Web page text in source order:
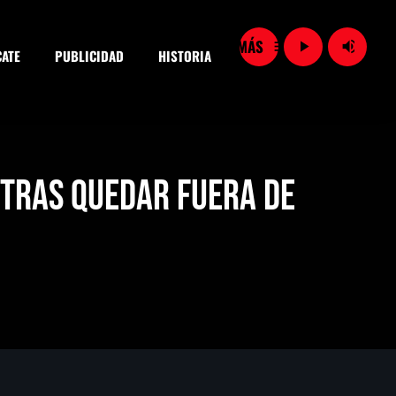
PUBLICIDAD HISTORIA menu play_arrow volume_up
quedar fuera de